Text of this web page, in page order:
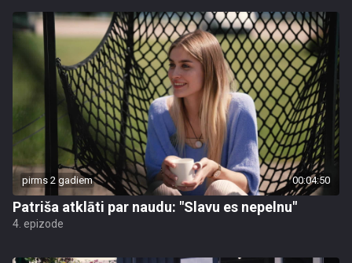
pirms 2 gadiem 00:04:50
Patriša atklāti par naudu: "Slavu es nepelnu"
4. epizode